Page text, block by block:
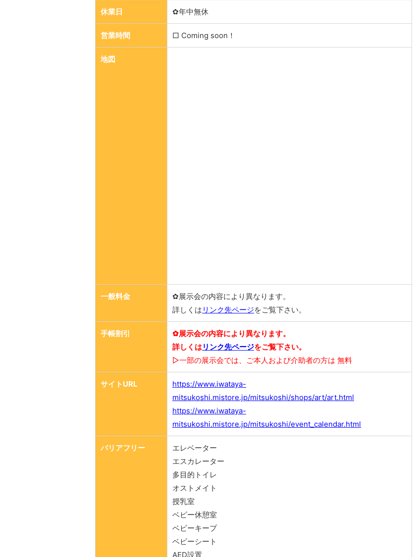
休業日 ✿年中無休
営業時間 □ Coming soon！
地図
一般料金
✿展示会の内容により異なります。
詳しくは リンク先ページをご覧下さい。
手帳割引
✿展示会の内容により異なります。
詳しくはリンク先ページをご覧下さい。
▷一部の展示会では、ご本人および介助者の方は 無料
サイトURL
https://www.iwataya-
mitsukoshi.mistore.jp/mitsukoshi/shops/art/art.html
https://www.iwataya-
mitsukoshi.mistore.jp/mitsukoshi/event_calendar.html
バリアフリー
エレベーター
エスカレーター
多目的トイレ
オストメイト
授乳室
ベビー休憩室
ベビーキープ
ベビーシート
AED設置